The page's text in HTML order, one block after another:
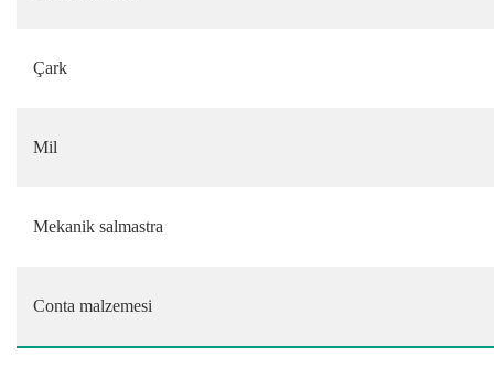
Çark
Mil
Mekanik salmastra
Conta malzemesi